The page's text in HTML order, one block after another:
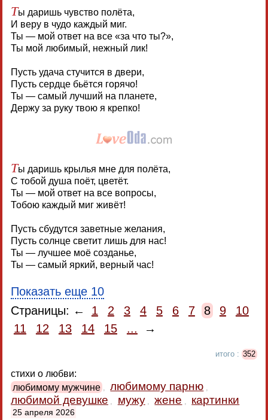
Ты даришь чувство полёта,
И веру в чудо каждый миг.
Ты — мой ответ на все «за что ты?»,
Ты мой любимый, нежный лик!
Пусть удача стучится в двери,
Пусть сердце бьётся горячо!
Ты — самый лучший на планете,
Держу за руку твою я крепко!
Ты даришь крылья мне для полёта,
С тобой душа поёт, цветёт.
Ты — мой ответ на все вопросы,
Тобою каждый миг живёт!
Пусть сбудутся заветные желания,
Пусть солнце светит лишь для нас!
Ты — лучшее моё созданье,
Ты — самый яркий, верный час!
Показать еще 10
Страницы: ←
1 2 3 4 5 6 7 8 9
10
11
12 13 14 15 ... →
итого : 352
стихи о любви:
любимому мужчине , любимому парню ,
любимой девушке , мужу , жене , картинки
25 апреля 2026